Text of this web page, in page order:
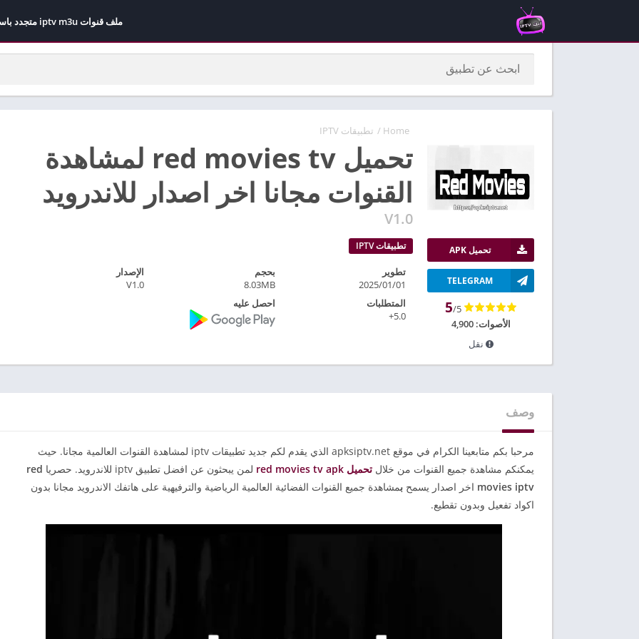
ملف قنوات iptv m3u متجدد باستمرار مجاني 2026
Home
/ تطبيقات IPTV
تحميل red movies tv لمشاهدة
القنوات مجانا اخر اصدار للاندرويد
V1.0
تطبيقات IPTV تحميل APK
TELEGRAM
5/5
الأصوات:4,900
نقل
تطوير
2025/01/01
بحجم
8.03MB
الإصدار
V1.0
المتطلبات
5.0+
احصل عليه
وصف
مرحبا بكم متابعينا الكرام في موقع apksiptv.net الذي يقدم لكم جديد تطبيقات iptv لمشاهدة القنوات العالمية مجانا. حيث
يمكنكم مشاهدة جميع القنوات من خلال تحميل red movies tv apk لمن يبحثون عن افضل تطبيق iptv للاندرويد. حصريا
red
movies iptv اخر اصدار يسمح بمشاهدة جميع القنوات الفضائية العالمية الرياضية والترفيهية على هاتفك الاندرويد مجانا بدون
اكواد تفعيل وبدون تقطيع.